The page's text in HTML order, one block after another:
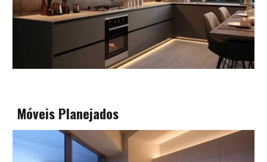
Móveis Planejados